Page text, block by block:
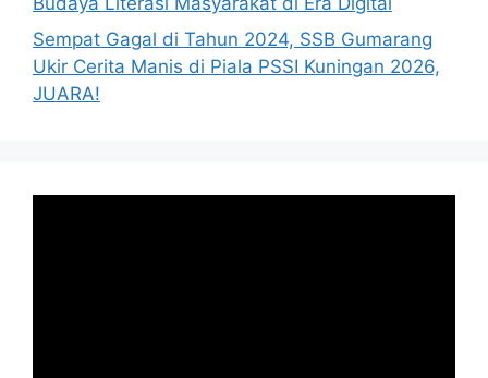
Sempat Gagal di Tahun 2024, SSB Gumarang
Ukir Cerita Manis di Piala PSSI Kuningan 2026,
JUARA!